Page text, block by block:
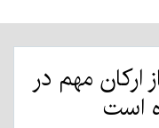
مهم در
است